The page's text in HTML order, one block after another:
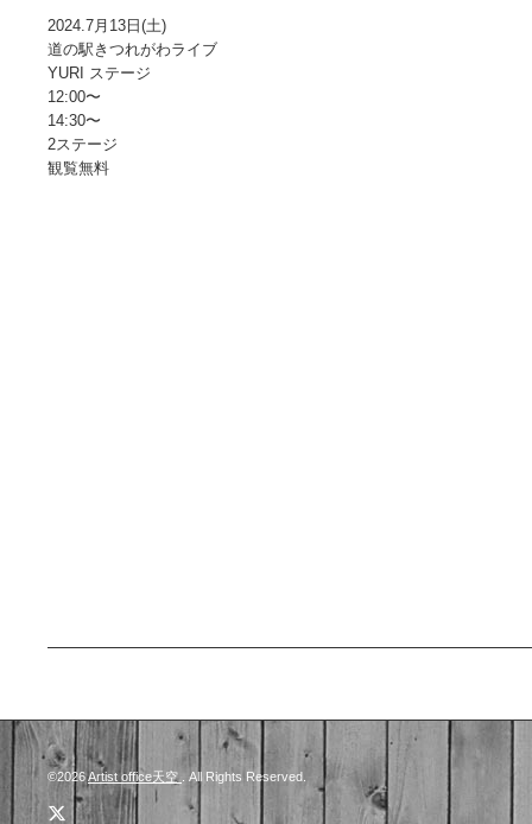
2024.7月13日(土)
道の駅きつれがわライブ
YURI ステージ
12:00〜
14:30〜
2ステージ
観覧無料
©2026Artist office天空 . All Rights Reserved.